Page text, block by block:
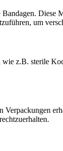
Diese
um
z.B. sterile
Verpackungen